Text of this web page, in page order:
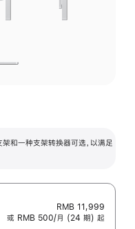
和一种支架转换器可选，以满足
RMB 11,999
或 RMB 500/月 (24 期) 起